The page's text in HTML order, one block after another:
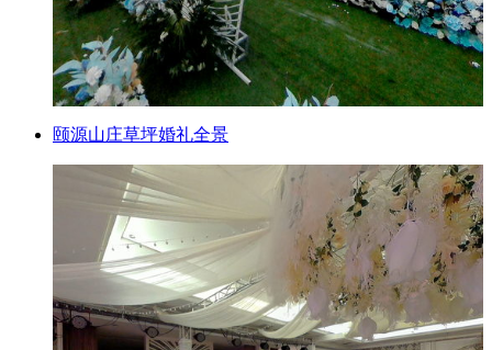
颐源山庄草坪婚礼全景